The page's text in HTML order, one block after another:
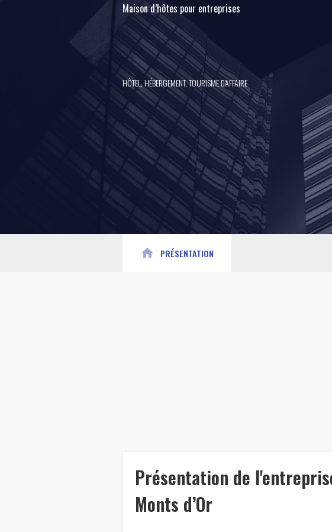
Maison d’hôtes pour entreprises
HÔTEL, HÉBERGEMENT, TOURISME D'AFFAIRE
home PRÉSENTATION
Présentation de
Monts d’Or